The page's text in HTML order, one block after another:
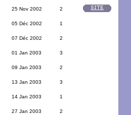
25 Nov 2002 2
05 Déc 2002 1
07 Déc 2002 2
01 Jan 2003 3
09 Jan 2003 2
13 Jan 2003 3
14 Jan 2003 1
27 Jan 2003 2